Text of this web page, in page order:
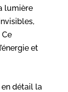
lumière
et
détail la